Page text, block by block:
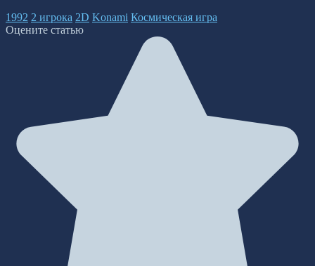
1992 2 игрока 2D Konami Космическая игра
Оцените статью